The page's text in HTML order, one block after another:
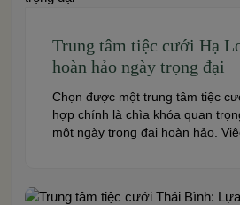
Trung tâm tiệc cưới Hạ
hoàn hảo ngày trọng đại
Chọn được một trung tâm tiệc
hợp chính là chìa khóa quan
một ngày trọng đại hoàn hảo.